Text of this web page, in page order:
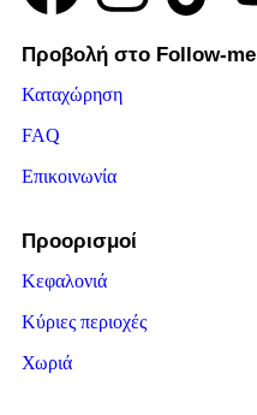
Προβολή στο Follow-me
Καταχώρηση
FAQ
Επικοινωνία
Προορισμοί
Κεφαλονιά
Κύριες περιοχές
Χωριά